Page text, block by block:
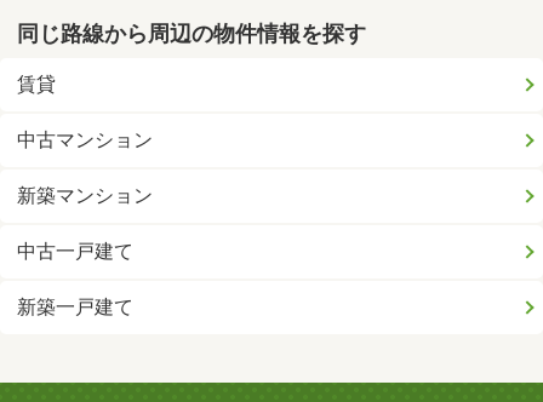
同じ路線から周辺の物件情報を探す
賃貸
中古マンション
新築マンション
中古一戸建て
新築一戸建て